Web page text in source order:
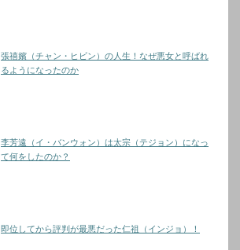
張禧嬪（チャン・ヒビン）の人生！なぜ悪女と呼ばれ
るようになったのか
李芳遠（イ・バンウォン）は太宗（テジョン）になっ
て何をしたのか？
即位してから評判が最悪だった仁祖（インジョ）！